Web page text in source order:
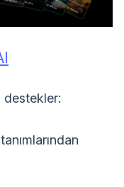
destekler: